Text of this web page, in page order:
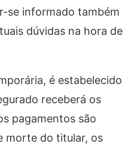
se informado também
dúvidas na hora de
é estabelecido
receberá os
pagamentos são
morte do titular, os